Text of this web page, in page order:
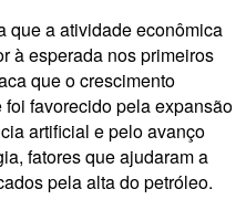
que a atividade econômica
à esperada nos primeiros
que o crescimento
favorecido pela expansão
artificial e pelo avanço
fatores que ajudaram a
pela alta do petróleo.